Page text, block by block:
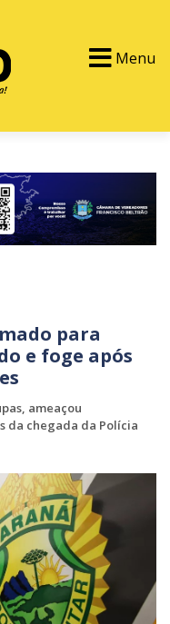
Menu
para
e foge após
ameaçou
da chegada da Polícia